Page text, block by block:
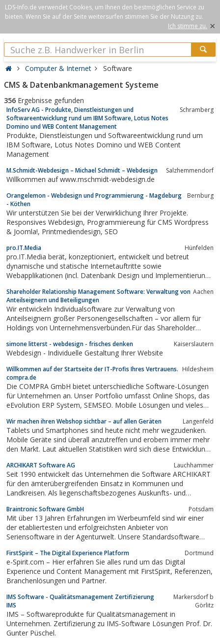
LDS-Info.de verwendet Cookies, um Ihnen den bestmöglichen Service zu
bieten. Wenn Sie auf der Seite weitersurfen stimmen Sie der Nutzung zu.
Ich stimme zu. ×
Computer & Internet Software
CMS & Datenbankmanagement Systeme
356 Ergebnisse gefunden
InfoServ AG - Produkte, Dienstleistungen und
Softwareentwicklung rund um IBM Software, Lotus Notes
Domino und WEB Content Management
Schramberg
Produkte, Dienstleistungen und Softwareentwicklung rund um
IBM Software, Lotus Notes Domino und WEB Content
Management
M.Schmidt-Webdesign – Michael Schmidt – Webdesign Salzhemmendorf
Willkommen auf www.mschmidt-webdesign.de
Orangelemon - Webdesign und Programmierung - Magdeburg
- Köthen
Bernburg
Wir unterstützen Sie bei der Verwirklichung Ihrer Projekte.
Responsives Webdesign, Programmiereung für CMS Wordpress
& Joomla!, Printmediendesign, SEO
pro.IT.Media Hünfelden
pro.IT.Media berät, konzeptioniert, entwickelt und betreut
dynamische und statische Internetauftritte sowie
Webapplikationen (incl. Datenbank Design und Implementierung)
Shareholder Relationship Management Software: Verwaltung von
Anteilseignern und Beteiligungen
Aachen
Wir entwickeln Individualsoftware zur Verwaltung von
Anteilseignern großer Personengesellschaften – vor allem für
Holdings von Unternehmensverbünden.Für das Shareholder
zur Verwaltung Ihrer Stamm- und Beteiligungsdaten, zur
Durchführung von Haupt-versammlungen...
simone litterst - webdesign - frisches denken Kaiserslautern
Webdesign - Individuelle Gestaltung Ihrer Website
Willkommen auf der Startseite der IT-Profis Ihres Vertrauens.
compra.de
Hildesheim
Die COMPRA GmbH bietet unterschiedliche Software-Lösungen
für Unternehmen an. Unser Portfolio umfasst Online Shops, das
eEvolution ERP System, SEMSEO. Mobile Lösungen und vieles
gesamten Portfolios
Wir machen ihren Webshop sichtbar – auf allen Geräten Langenfeld
Tablets und Smartphones sind heute nicht mehr wegzudenken.
Mobile Geräte sind überall anzutreffen und erobern immer mehr
den Markt. Laut aktuellen Statistiken wird sich diese Entwicklung
wer mit dem Trend der mobilen Gesellschaft mitgeht wird für
Verbraucher...
ARCHIKART Software AG Lauchhammer
Seit 1990 entwickelt das Unternehmen die Software ARCHIKART
für den ämterübergreifenden Einsatz in Kommunen und
Landkreisen. Als liegenschaftsbezogenes Auskunfts- und
der raumbezogene Vorgangsbearbeitung auch über
Webfrontends auf Basis moderner IT-Technologie realisiert....
Braintronic Software GmbH Potsdam
Mit über 13 Jahren Erfahrungen im Werbeumfeld sind wir einer
der etabliertesten und erfolgreichsten Anbieter von
Seriensoftware in der Agenturwelt. Unsere Standardsoftware
Deutschland eingesetzt, sondern auch von vielen weiteren
etablierten Agenturen aus den Bereichen...
FirstSpirit – The Digital Experience Platform Dortmund
e-Spirit.com – Hier erfahren Sie alles rund um das Digital
Experience und Content Management mit FirstSpirit, Referenzen,
Branchenlösungen und Partner.
IMS Software - Qualitätsmanagement Zertifizierung
IMS
Markersdorf b
Görlitz
IMS – Softwareprodukte für Qualitätsmanagement in
Unternehmen. Zertifizierung zu IMS-Software Lösungen Prof. Dr.
Gunter Püschel.